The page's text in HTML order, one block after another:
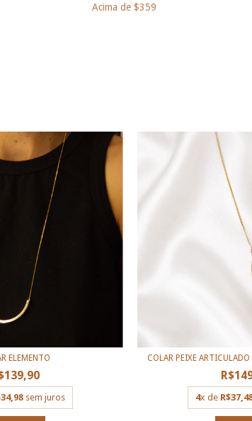
Acima de $359
ELEMENTO
sem juros
COLAR PEIXE
4x de